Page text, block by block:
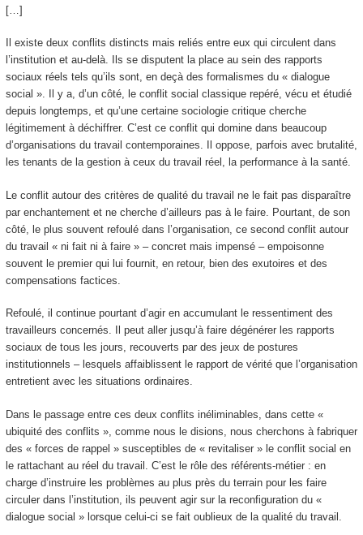
[…]
Il existe deux conflits distincts mais reliés entre eux qui circulent dans
l’institution et au-delà. Ils se disputent la place au sein des rapports
sociaux réels tels qu’ils sont, en deçà des formalismes du « dialogue
social ». Il y a, d’un côté, le conflit social classique repéré, vécu et étudié
depuis longtemps, et qu’une certaine sociologie critique cherche
légitimement à déchiffrer. C’est ce conflit qui domine dans beaucoup
d’organisations du travail contemporaines. Il oppose, parfois avec brutalité,
les tenants de la gestion à ceux du travail réel, la performance à la santé.
Le conflit autour des critères de qualité du travail ne le fait pas disparaître
par enchantement et ne cherche d’ailleurs pas à le faire. Pourtant, de son
côté, le plus souvent refoulé dans l’organisation, ce second conflit autour
du travail « ni fait ni à faire » – concret mais impensé – empoisonne
souvent le premier qui lui fournit, en retour, bien des exutoires et des
compensations factices.
Refoulé, il continue pourtant d’agir en accumulant le ressentiment des
travailleurs concernés. Il peut aller jusqu’à faire dégénérer les rapports
sociaux de tous les jours, recouverts par des jeux de postures
institutionnels – lesquels affaiblissent le rapport de vérité que l’organisation
entretient avec les situations ordinaires.
Dans le passage entre ces deux conflits inéliminables, dans cette «
ubiquité des conflits », comme nous le disions, nous cherchons à fabriquer
des « forces de rappel » susceptibles de « revitaliser » le conflit social en
le rattachant au réel du travail. C’est le rôle des référents-métier : en
charge d’instruire les problèmes au plus près du terrain pour les faire
circuler dans l’institution, ils peuvent agir sur la reconfiguration du «
dialogue social » lorsque celui-ci se fait oublieux de la qualité du travail.